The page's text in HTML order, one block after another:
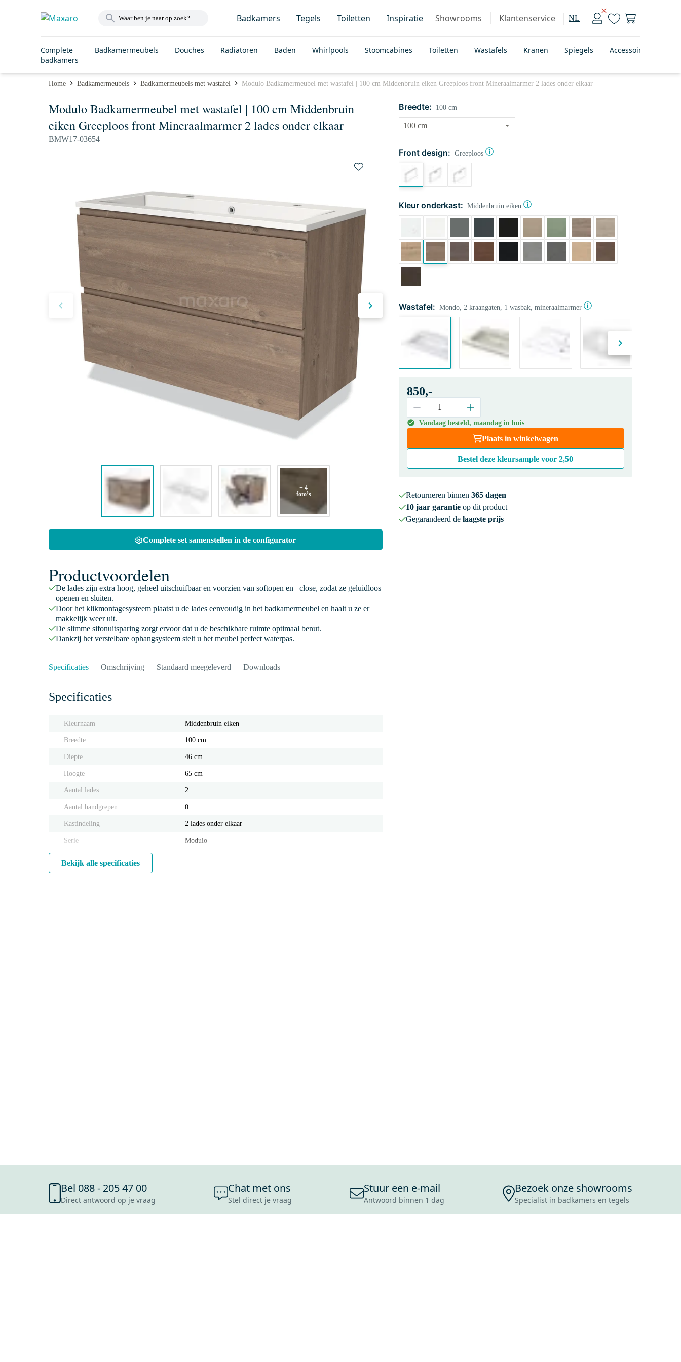
Badkamers Tegels Toiletten Inspiratie Showrooms Klantenservice NL
Complete
badkamers
Badkamermeubels Douches Radiatoren Baden Whirlpools Stoomcabines Toiletten Wastafels Kranen Spiegels Accessoires
Home Badkamermeubels Badkamermeubels met wastafel Modulo Badkamermeubel met wastafel | 100 cm Middenbruin eiken Greeploos front Mineraalmarmer 2 lades onder elkaar
Modulo Badkamermeubel met wastafel | 100 cm Middenbruin
eiken Greeploos front Mineraalmarmer 2 lades onder elkaar
BMW17-03654
+ 4
foto’s
Complete set samenstellen in de configurator
Breedte: 100 cm
Front design: Greeploos
Kleur onderkast: Middenbruin eiken
Wastafel: Mondo, 2 kraangaten, 1 wasbak, mineraalmarmer
850,-
Vandaag besteld, maandag in huis
Plaats in winkelwagen
Bestel deze kleursample voor2,50
Retourneren binnen 365 dagen
10 jaar garantieop dit product
Gegarandeerd de laagste prijs
Productvoordelen
De lades zijn extra hoog, geheel uitschuifbaar en voorzien van softopen en –close, zodat ze geluidloos
openen en sluiten.
Door het klikmontagesysteem plaatst u de lades eenvoudig in het badkamermeubel en haalt u ze er
makkelijk weer uit.
De slimme sifonuitsparing zorgt ervoor dat u de beschikbare ruimte optimaal benut.
Dankzij het verstelbare ophangsysteem stelt u het meubel perfect waterpas.
Specificaties Omschrijving Standaard meegeleverd Downloads
Specificaties
Kleurnaam Middenbruin eiken
Breedte 100 cm
Diepte 46 cm
Hoogte 65 cm
Aantal lades 2
Aantal handgrepen 0
Kastindeling 2 lades onder elkaar
Serie Modulo
Bekijk alle specificaties
Bel 088 - 205 47 00
Direct antwoord op je vraag
Chat met ons
Stel direct je vraag
Stuur een e-mail
Antwoord binnen 1 dag
Bezoek onze showrooms
Specialist in badkamers en tegels